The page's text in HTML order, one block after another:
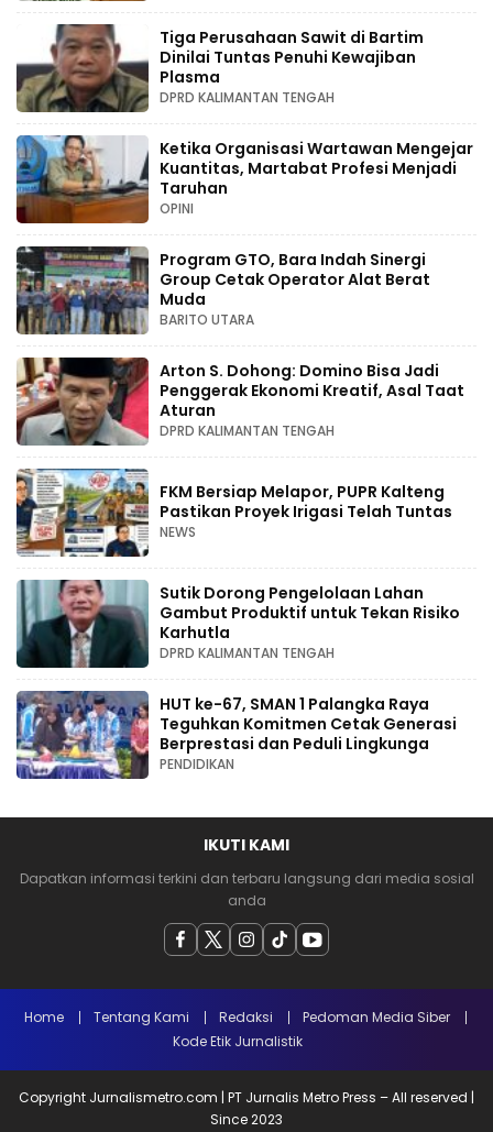
Tiga Perusahaan Sawit di Bartim
Dinilai Tuntas Penuhi Kewajiban
Plasma
DPRD KALIMANTAN TENGAH
Ketika Organisasi Wartawan Mengejar
Kuantitas, Martabat Profesi Menjadi
Taruhan
OPINI
Program GTO, Bara Indah Sinergi
Group Cetak Operator Alat Berat
Muda
BARITO UTARA
Arton S. Dohong: Domino Bisa Jadi
Penggerak Ekonomi Kreatif, Asal Taat
Aturan
DPRD KALIMANTAN TENGAH
FKM Bersiap Melapor, PUPR Kalteng
Pastikan Proyek Irigasi Telah Tuntas
NEWS
Sutik Dorong Pengelolaan Lahan
Gambut Produktif untuk Tekan Risiko
Karhutla
DPRD KALIMANTAN TENGAH
HUT ke-67, SMAN 1 Palangka Raya
Teguhkan Komitmen Cetak Generasi
Berprestasi dan Peduli Lingkunga
PENDIDIKAN
IKUTI KAMI
Dapatkan informasi terkini dan terbaru langsung dari media sosial
anda
Home Tentang Kami Redaksi
Pedoman Media Siber
Kode Etik Jurnalistik
Copyright Jurnalismetro.com | PT Jurnalis Metro Press – All reserved |
Since 2023